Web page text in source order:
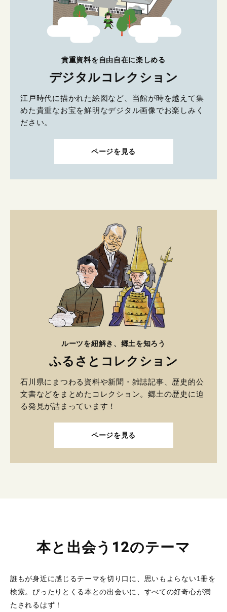
貴重資料を自由自在に楽しめる
デジタルコレクション
江戸時代に描かれた絵図など、当館が時を越えて集
めた貴重なお宝を鮮明なデジタル画像でお楽しみく
ださい。
ページを見る
ルーツを紐解き、郷土を知ろう
ふるさとコレクション
石川県にまつわる資料や新聞・雑誌記事、歴史的公
文書などをまとめたコレクション。郷土の歴史に迫
る発見が詰まっています！
ページを見る
本と出会う12のテーマ
誰もが身近に感じるテーマを切り口に、思いもよらない1冊を
検索。 ぴったりとくる本との出会いに、すべての好奇心が満
たされるはず！